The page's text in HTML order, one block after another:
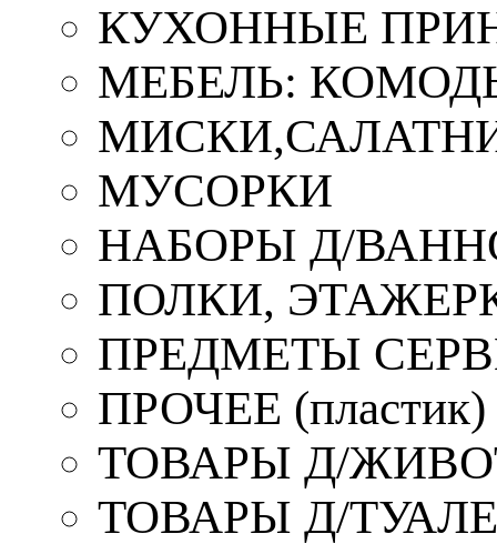
КУХОННЫЕ
МЕБЕЛЬ:
МУСОРКИ
НАБОРЫ Д/
ПОЛКИ,
ПРЕДМЕТЫ
ПРОЧЕЕ (пластик)
ТОВАРЫ Д/
ТОВАРЫ Д/